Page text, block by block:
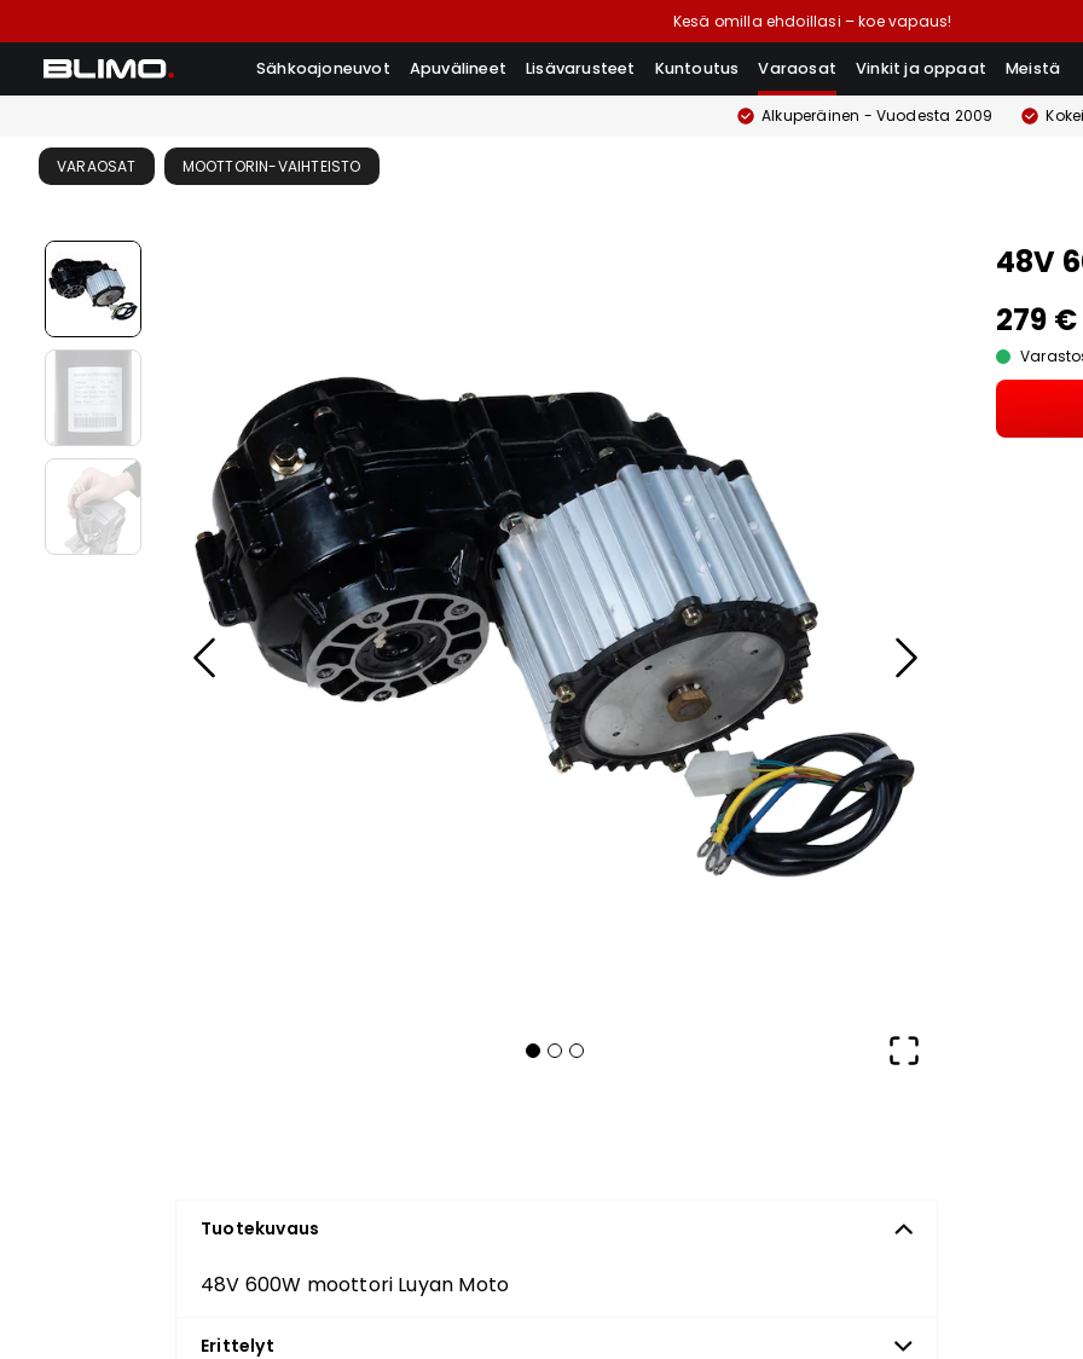
Kesä omilla ehdoillasi – koe vapaus!
Sähkoajoneuvot Apuvälineet Lisävarusteet Kuntoutus Varaosat Vinkit ja oppaat Meistä
Alkuperäinen - Vuodesta 2009
VARAOSAT MOOTTORIN-VAIHTEISTO
48V
279 €
Tuotekuvaus
48V 600W moottori Luyan Moto
Erittelyt